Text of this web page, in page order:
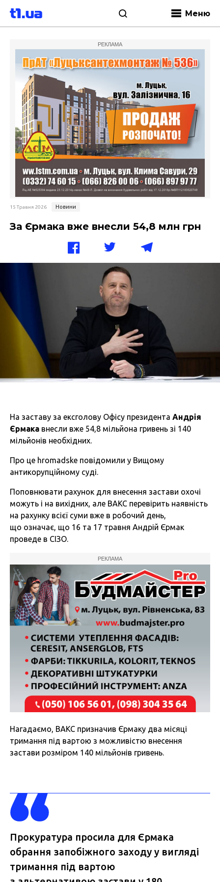
Меню
РЕКЛАМА
15 Травня 2026 Новини
За Єрмака вже внесли 54,8 млн грн
На заставу за ексголову Офісу президента Андрія
Єрмака внесли вже 54,8 мільйона гривень зі 140
мільйонів необхідних.
Про це hromadske повідомили у Вищому
антикорупційному суді.
Поповнювати рахунок для внесення застави охочі
можуть і на вихідних, але ВАКС перевірить наявність
на рахунку всієї суми вже в робочий день,
що означає, що 16 та 17 травня Андрій Єрмак
проведе в СІЗО.
РЕКЛАМА
Нагадаємо, ВАКС призначив Єрмаку два місяці
тримання під вартою з можливістю внесення
застави розміром 140 мільйонів гривень.
Прокуратура просила для Єрмака
обрання запобіжного заходу у вигляді
тримання під вартою